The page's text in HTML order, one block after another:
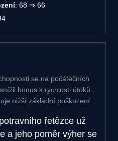
: 68 ⇒ 66
se na počátečních
bonus k rychlosti útoků.
nižší základní poškození.
řetězce už
a jeho poměr výher se